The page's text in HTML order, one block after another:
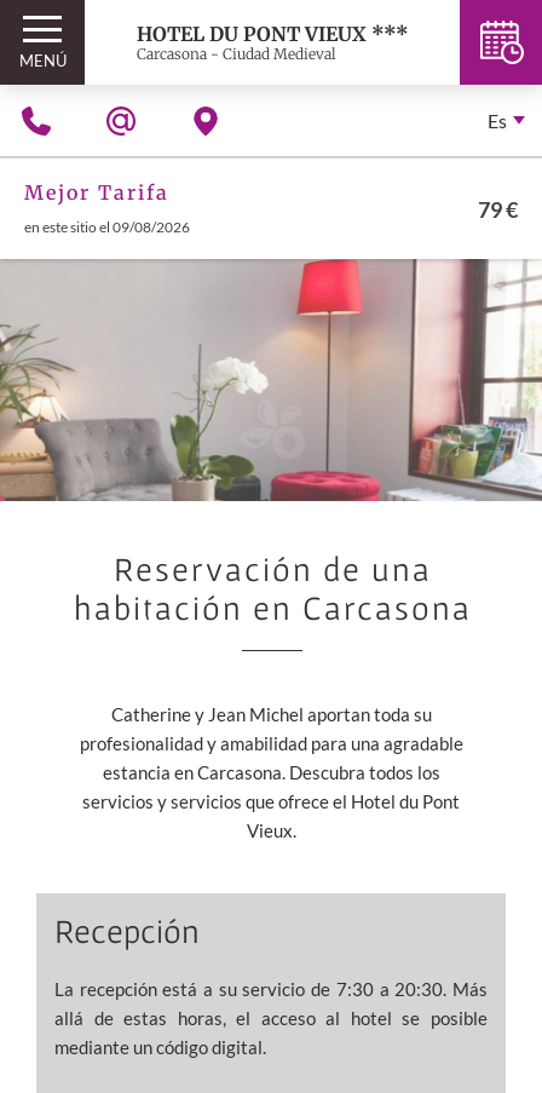
MENÚ
HOTEL DU PONT VIEUX ***
Carcasona - Ciudad Medieval
Es
Mejor Tarifa
en este sitio el 09/08/2026
79 €
Reservación de una
habitación en Carcasona
Catherine y Jean Michel aportan toda su
profesionalidad y amabilidad para una agradable
estancia en Carcasona. Descubra todos los
servicios y servicios que ofrece el Hotel du Pont
Vieux.
Recepción
La recepción está a su servicio de 7:30 a 20:30. Más
allá de estas horas, el acceso al hotel se posible
mediante un código digital.